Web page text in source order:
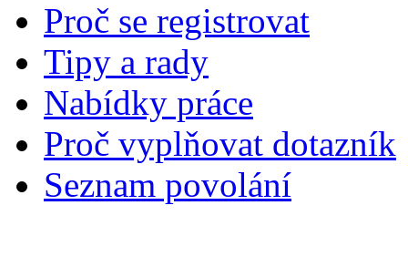
Proč se registrovat
Tipy a rady
Nabídky práce
Proč vyplňovat dotazník
Seznam povolání